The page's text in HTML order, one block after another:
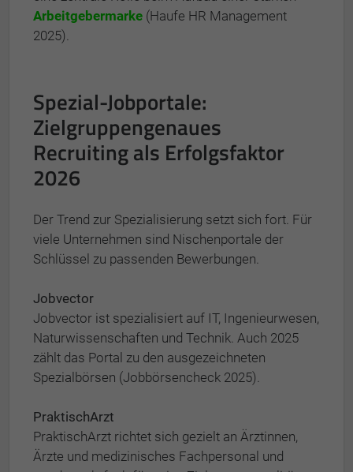
Arbeitgebermarke (Haufe HR Management
2025).
Spezial-Jobportale:
Zielgruppengenaues
Recruiting als Erfolgsfaktor
2026
Der Trend zur Spezialisierung setzt sich fort. Für
viele Unternehmen sind Nischenportale der
Schlüssel zu passenden Bewerbungen.
Jobvector
Jobvector ist spezialisiert auf IT, Ingenieurwesen,
Naturwissenschaften und Technik. Auch 2025
zählt das Portal zu den ausgezeichneten
Spezialbörsen (Jobbörsencheck 2025).
PraktischArzt
PraktischArzt richtet sich gezielt an Ärztinnen,
Ärzte und medizinisches Fachpersonal und